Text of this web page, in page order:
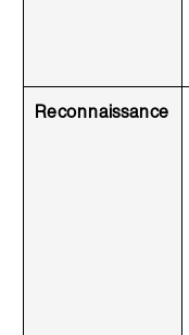
Reconnaissance